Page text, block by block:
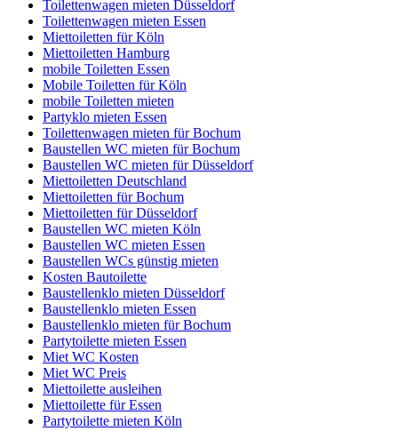
Toilettenwagen mieten Düsseldorf
Toilettenwagen mieten Essen
Miettoiletten für Köln
Miettoiletten Hamburg
mobile Toiletten Essen
Mobile Toiletten für Köln
mobile Toiletten mieten
Partyklo mieten Essen
Toilettenwagen mieten für Bochum
Baustellen WC mieten für Bochum
Baustellen WC mieten für Düsseldorf
Miettoiletten Deutschland
Miettoiletten für Bochum
Miettoiletten für Düsseldorf
Baustellen WC mieten Köln
Baustellen WC mieten Essen
Baustellen WCs günstig mieten
Kosten Bautoilette
Baustellenklo mieten Düsseldorf
Baustellenklo mieten Essen
Baustellenklo mieten für Bochum
Partytoilette mieten Essen
Miet WC Kosten
Miet WC Preis
Miettoilette ausleihen
Miettoilette für Essen
Partytoilette mieten Köln